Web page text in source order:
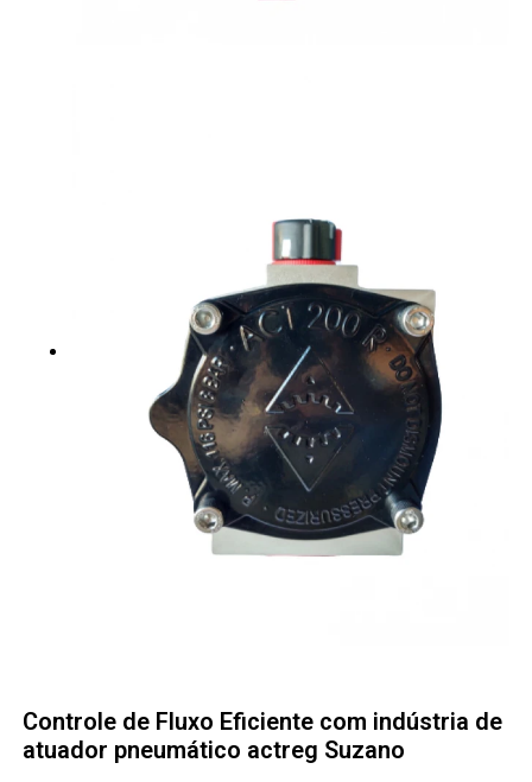
Controle de Fluxo Eficiente com indústria de
atuador pneumático actreg Suzano